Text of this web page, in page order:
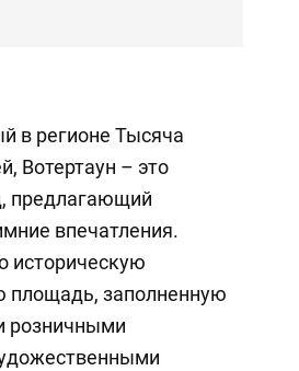
в регионе Тысяча
Вотертаун – это
предлагающий
впечатления.
историческую
площадь, заполненную
розничными